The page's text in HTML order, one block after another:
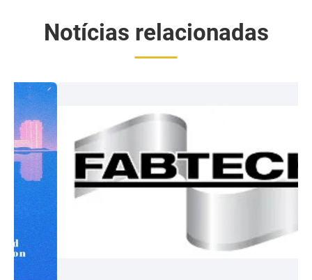
Notícias relacionadas